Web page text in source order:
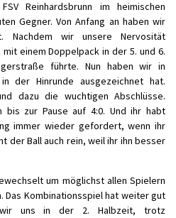
Reinhardsbrunn im heimischen
Gegner. Von Anfang an haben wir
Nachdem wir unsere Nervosität
einem Doppelpack in der 5. und 6.
führte. Nun haben wir in
der Hinrunde ausgezeichnet hat.
dazu die wuchtigen Abschlüsse.
bis zur Pause auf 4:0. Und ihr habt
immer wieder gefordert, wenn ihr
der Ball auch rein, weil ihr ihn besser
um möglichst allen Spielern
Das Kombinationsspiel hat weiter gut
wir uns in der 2. Halbzeit, trotz